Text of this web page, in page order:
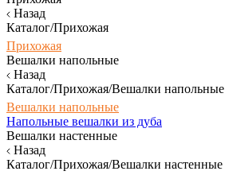
Назад
Каталог/Прихожая
Прихожая
Вешалки напольные
Назад
Каталог/Прихожая/Вешалки напольные
Вешалки напольные
Напольные вешалки из дуба
Вешалки настенные
Назад
Каталог/Прихожая/Вешалки настенные